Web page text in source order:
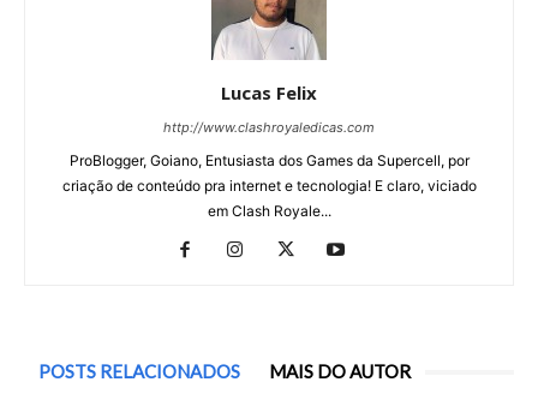
Lucas Felix
http://www.clashroyaledicas.com
ProBlogger, Goiano, Entusiasta dos Games da Supercell, por
criação de conteúdo pra internet e tecnologia! E claro, viciado
em Clash Royale...
POSTS RELACIONADOS MAIS DO AUTOR